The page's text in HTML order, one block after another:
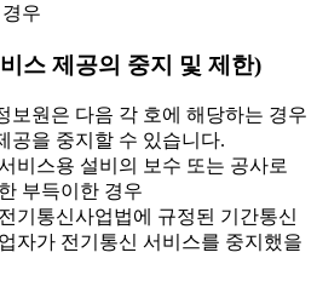
우
스 제공의 중지 및 제한)
보원은 다음 각 호에 해당하는 경우
공을 중지할 수 있습니다.
비스용 설비의 보수 또는 공사로
부득이한 경우
기통신사업법에 규정된 기간통신
자가 전기통신 서비스를 중지했을